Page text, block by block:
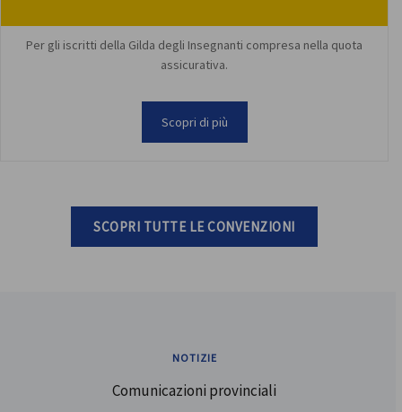
Per gli iscritti della Gilda degli Insegnanti compresa nella quota
assicurativa.
Scopri di più
SCOPRI TUTTE LE CONVENZIONI
NOTIZIE
Comunicazioni provinciali